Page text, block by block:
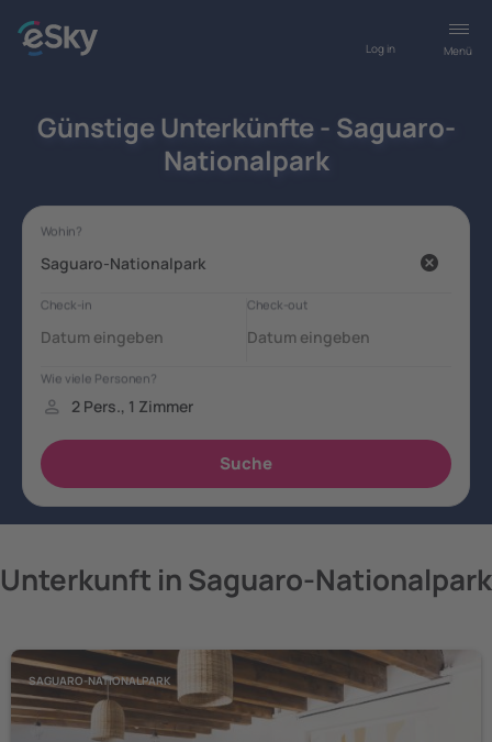
Menü
Log in
Günstige Unterkünfte - Saguaro-
Nationalpark
Unterkunft in Saguaro-Nationalpark
SAGUARO-NATIONALPARK